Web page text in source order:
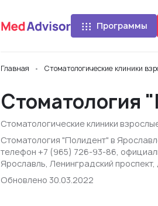
Программы
Главная Стоматологические клиники
Стоматология
Стоматологические клиники
Стоматология "Полидент" в
телефон +7 (965) 726-93-86,
Ярославль, Ленинградский проспект,
Обновлено 30.03.2022